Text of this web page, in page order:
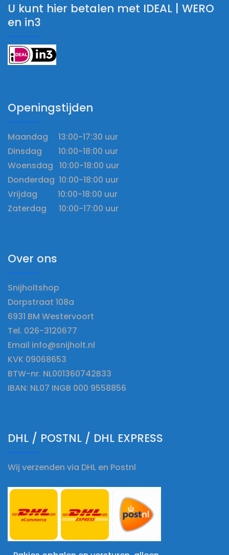
U kunt hier betalen met IDEAL | WERO
en in3
Openingstijden
Maandag 13:00-17:30 uur
Dinsdag 10:00-18:00 uur
Woensdag 10:00-18:00 uur
Donderdag 10:00-18:00 uur
Vrijdag 10:00-18:00 uur
Zaterdag 10:00-17:00 uur
Over ons
Snijholtshop
Dorpstraat 108a
6931 BM Westervoort
Tel. 026-3120677
Email info@snijholt.nl
KVK 09068653
BTW-nr. NL001360742B33
IBAN: NL07 INGB 000 9558856
DHL / POSTNL / DHL EXPRESS
Wij verzenden via DHL en Postnl